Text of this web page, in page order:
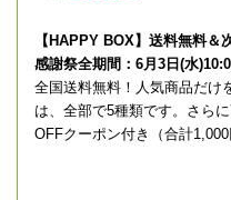
【HAPPY BOX】送料無料＆
感謝祭全期間：6月3日(水
全国送料無料！人気商品だけ
は、全部で5種類です。さら
OFFクーポン付き（合計1,000